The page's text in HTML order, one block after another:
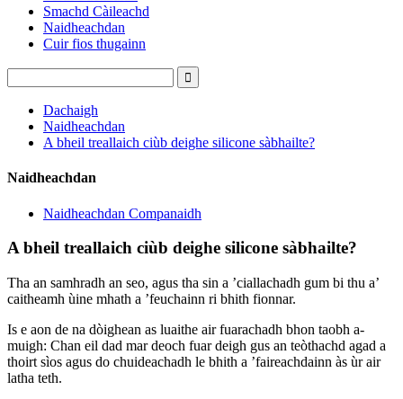
Smachd Càileachd
Naidheachdan
Cuir fios thugainn
Dachaigh
Naidheachdan
A bheil treallaich ciùb deighe silicone sàbhailte?
Naidheachdan
Naidheachdan Companaidh
A bheil treallaich ciùb deighe silicone sàbhailte?
Tha an samhradh an seo, agus tha sin a ’ciallachadh gum bi thu a’
caitheamh ùine mhath a ’feuchainn ri bhith fionnar.
Is e aon de na dòighean as luaithe air fuarachadh bhon taobh a-
muigh: Chan eil dad mar deoch fuar deigh gus an teòthachd agad a
thoirt sìos agus do chuideachadh le bhith a ’faireachdainn às ùr air
latha teth.